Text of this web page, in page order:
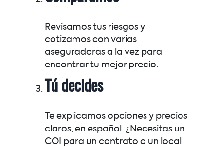
Revisamos tus riesgos y
cotizamos con varias
aseguradoras a la vez para
encontrar tu mejor precio.
Tú decides
Te explicamos opciones y precios
claros, en español. ¿Necesitas un
COI para un contrato o un local